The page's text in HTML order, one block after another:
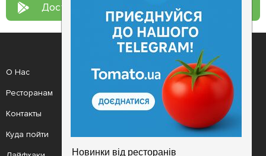
Доступно в Google Play
О Нас
Ресторанам
Контакты
Куда пойти
Рецепт дня
Новости
Анонсы